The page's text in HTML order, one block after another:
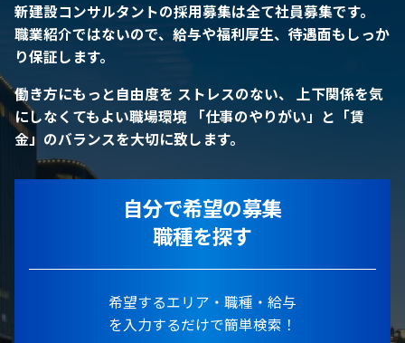
新建設コンサルタントの採用募集は全て社員募集です。
職業紹介ではないので、給与や福利厚生、待遇面もしっか
り保証します。
働き方にもっと自由度を ストレスのない、 上下関係を気
にしなくてもよい職場環境 「仕事のやりがい」と「賃
金」のバランスを大切に致します。
自分で希望の募集
職種を探す
希望するエリア・職種・給与
を入力するだけで簡単検索！